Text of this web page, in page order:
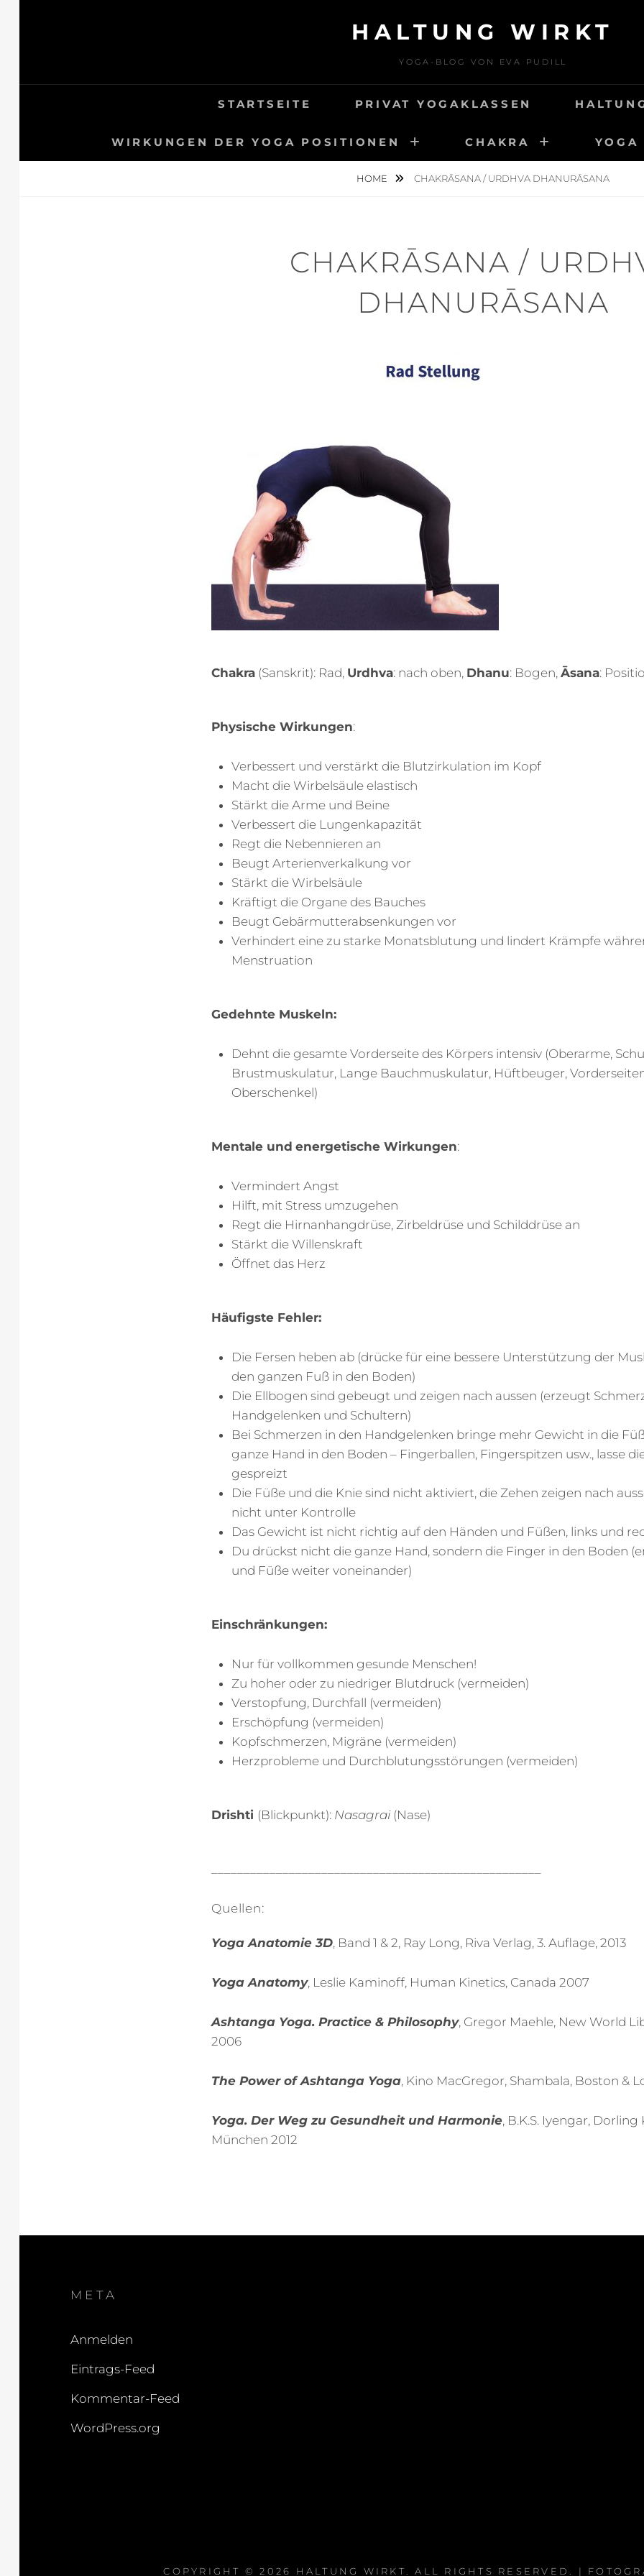
HALTUNG WIRKT
YOGA-BLOG VON EVA PUDILL
STARTSEITE PRIVAT YOGAKLASSEN
WIRKUNGEN DER YOGA POSITIONEN CHAKRA YOGA
HOME CHAKRĀSANA / URDHVA DHANURĀSANA
CHAKRĀSANA /
DHANURĀSANA
Chakra (Sanskrit): Rad, Urdhva: nach oben, Dhanu: Bogen, Āsana:
Physische Wirkungen:
Verbessert und verstärkt die Blutzirkulation im Kopf
Macht die Wirbelsäule elastisch
Stärkt die Arme und Beine
Verbessert die Lungenkapazität
Regt die Nebennieren an
Beugt Arterienverkalkung vor
Stärkt die Wirbelsäule
Kräftigt die Organe des Bauches
Beugt Gebärmutterabsenkungen vor
Verhindert eine zu starke Monatsblutung und lindert Krämpfe
Menstruation
Gedehnte Muskeln:
Dehnt die gesamte Vorderseite des Körpers intensiv (Oberarme,
Brustmuskulatur, Lange Bauchmuskulatur, Hüftbeuger,
Oberschenkel)
Mentale und energetische Wirkungen:
Vermindert Angst
Hilft, mit Stress umzugehen
Regt die Hirnanhangdrüse, Zirbeldrüse und Schilddrüse an
Stärkt die Willenskraft
Öffnet das Herz
Häufigste Fehler:
Die Fersen heben ab (drücke für eine bessere Unterstützung der
den ganzen Fuß in den Boden)
Die Ellbogen sind gebeugt und zeigen nach aussen (erzeugt
Handgelenken und Schultern)
Bei Schmerzen in den Handgelenken bringe mehr Gewicht in die
ganze Hand in den Boden – Fingerballen, Fingerspitzen usw., lasse
gespreizt
Die Füße und die Knie sind nicht aktiviert, die Zehen zeigen nach
nicht unter Kontrolle
Das Gewicht ist nicht richtig auf den Händen und Füßen, links und
Du drückst nicht die ganze Hand, sondern die Finger in den Boden
und Füße weiter voneinander)
Einschränkungen:
Nur für vollkommen gesunde Menschen!
Zu hoher oder zu niedriger Blutdruck (vermeiden)
Verstopfung, Durchfall (vermeiden)
Erschöpfung (vermeiden)
Kopfschmerzen, Migräne (vermeiden)
Herzprobleme und Durchblutungsstörungen (vermeiden)
Drishti (Blickpunkt): Nasagrai(Nase)
Quellen:
Yoga Anatomie 3D, Band 1 & 2, Ray Long, Riva Verlag, 3. Auflage, 2013
Yoga Anatomy, Leslie Kaminoff, Human Kinetics, Canada 2007
Ashtanga Yoga. Practice & Philosophy, Gregor Maehle, New World
2006
The Power of Ashtanga Yoga, Kino MacGregor, Shambala, Boston &
Yoga. Der Weg zu Gesundheit und Harmonie, B.K.S. Iyengar,
München 2012
META
Anmelden
Eintrags-Feed
Kommentar-Feed
WordPress.org
COPYRIGHT © 2026 HALTUNG WIRKT . ALL RIGHTS RESERVED. |